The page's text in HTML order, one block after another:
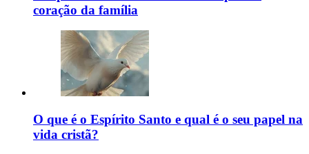
coração da família
O que é o Espírito Santo e qual é o seu papel na
vida cristã?